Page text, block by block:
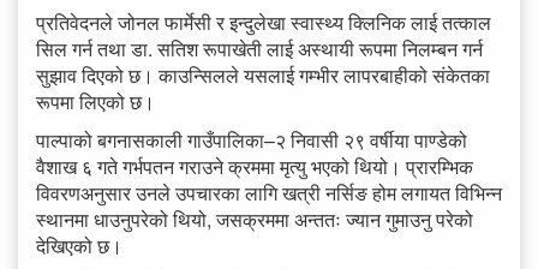
प्रतिवेदनले जोनल फार्मेसी र इन्दुलेखा स्वास्थ्य क्लिनिक लाई तत्काल
सिल गर्न तथा डा. सतिश रूपाखेती लाई अस्थायी रूपमा निलम्बन गर्न
सुझाव दिएको छ। काउन्सिलले यसलाई गम्भीर लापरबाहीको संकेतका
रूपमा लिएको छ।
पाल्पाको बगनासकाली गाउँपालिका–२ निवासी २९ वर्षीया पाण्डेको
वैशाख ६ गते गर्भपतन गराउने क्रममा मृत्यु भएको थियो। प्रारम्भिक
विवरणअनुसार उनले उपचारका लागि खत्री नर्सिङ होम लगायत विभिन्न
स्थानमा धाउनुपरेको थियो, जसक्रममा अन्ततः ज्यान गुमाउनु परेको
देखिएको छ।